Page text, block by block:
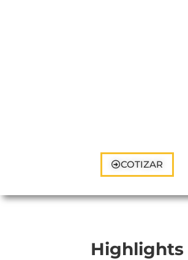
COTIZAR
Highlights